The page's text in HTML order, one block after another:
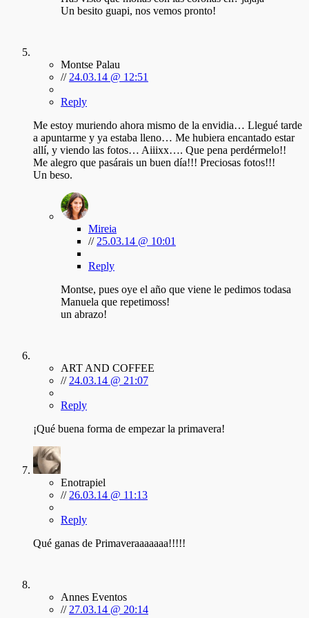
Un besito guapi, nos vemos pronto!
Montse Palau
// 24.03.14 @ 12:51
Reply
Me estoy muriendo ahora mismo de la envidia… Llegué tarde
a apuntarme y ya estaba lleno… Me hubiera encantado estar
allí, y viendo las fotos… Aiiixx…. Que pena perdérmelo!!
Me alegro que pasárais un buen día!!! Preciosas fotos!!!
Un beso.
Mireia
// 25.03.14 @ 10:01
Reply
Montse, pues oye el año que viene le pedimos todasa
Manuela que repetimoss!
un abrazo!
ART AND COFFEE
// 24.03.14 @ 21:07
Reply
¡Qué buena forma de empezar la primavera!
Enotrapiel
// 26.03.14 @ 11:13
Reply
Qué ganas de Primaveraaaaaaa!!!!!
Annes Eventos
// 27.03.14 @ 20:14